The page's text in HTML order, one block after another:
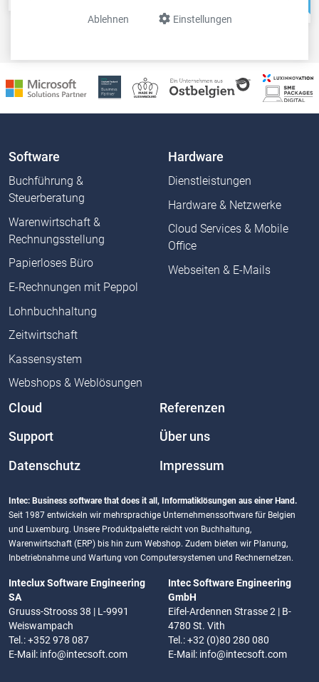
Einstellungen
Ablehnen
Software
Buchführung &
Steuerberatung
Warenwirtschaft &
Rechnungsstellung
Papierloses Büro
E-Rechnungen mit Peppol
Lohnbuchhaltung
Zeitwirtschaft
Kassensystem
Webshops & Weblösungen
Hardware
Dienstleistungen
Hardware & Netzwerke
Cloud Services & Mobile
Office
Webseiten & E-Mails
Cloud Referenzen
Support Über uns
Datenschutz Impressum
Intec: Business software that does it all, Informatiklösungen aus einer Hand.
Seit 1987 entwickeln wir mehrsprachige Unternehmenssoftware für Belgien
und Luxemburg. Unsere Produktpalette reicht von Buchhaltung,
Warenwirtschaft (ERP) bis hin zum Webshop. Zudem bieten wir Planung,
Inbetriebnahme und Wartung von Computersystemen und Rechnernetzen.
Inteclux Software Engineering
SA
Gruuss-Strooss 38 | L-9991
Weiswampach
Tel.: +352 978 087
E-Mail: info@intecsoft.com
Intec Software Engineering
GmbH
Eifel-Ardennen Strasse 2 | B-
4780 St. Vith
Tel.: +32 (0)80 280 080
E-Mail: info@intecsoft.com